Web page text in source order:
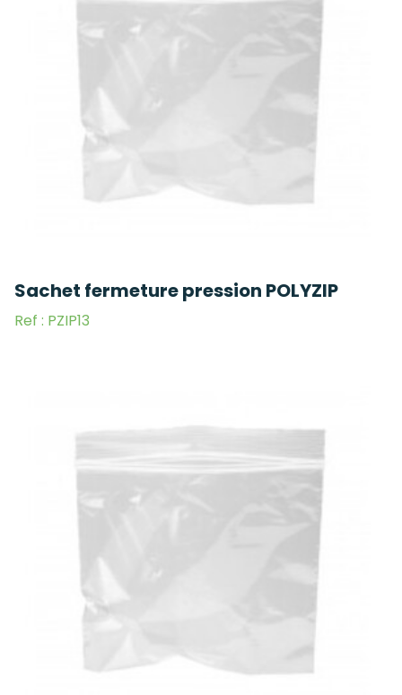
Sachet fermeture pression POLYZIP
Ref : PZIP13